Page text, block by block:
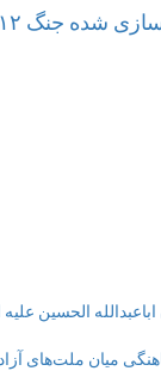
تا پایان سال
الحسین
میان ملت‌های